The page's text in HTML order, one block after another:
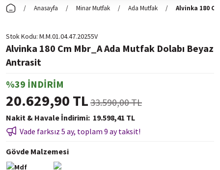
Anasayfa Minar Mutfak Ada Mutfak Alvinka 180
Stok Kodu M.M.01.04.47.20255V
Alvinka 180 Cm Mbr_A Ada Mutfak Dolabı Beyaz
Antrasit
%39 İNDİRİM
20.629,90 TL 33.590,00 TL
Nakit & Havale İndirimi 19.598,41 TL
Vade farksız 5 ay, toplam 9 ay taksit!
Gövde Malzemesi